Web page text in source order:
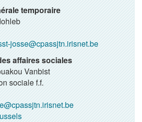
temporaire
josse@cpassjtn.irisnet.be
affaires sociales
Vanbist
sociale f.f.